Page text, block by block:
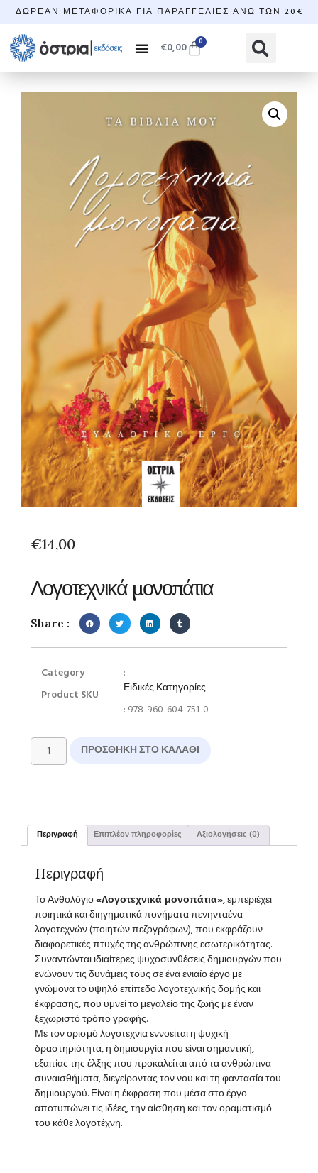
ΔΩΡΕΆΝ ΜΕΤΑΦΟΡΙΚΆ ΓΙΑ ΠΑΡΑΓΓΕΛΊΕΣ ΆΝΩ ΤΩΝ 20€
€0,00 0
€14,00
Λογοτεχνικά μονοπάτια
Share :
Category
Product SKU
:
Ειδικές Κατηγορίες
: 978-960-604-751-0
ΠΡΟΣΘΉΚΗ ΣΤΟ ΚΑΛΆΘΙ
Περιγραφή Επιπλέον πληροφορίες Αξιολογήσεις (0)
Περιγραφή
Το Ανθολόγιο«Λογοτεχνικά μονοπάτια», εμπεριέχει
ποιητικά και διηγηματικά πονήματα πενηνταένα
λογοτεχνών (ποιητών πεζογράφων), που εκφράζουν
διαφορετικές πτυχές της ανθρώπινης εσωτερικότητας.
Συναντώνται ιδιαίτερες ψυχοσυνθέσεις δημιουργών που
ενώνουν τις δυνάμεις τους σε ένα ενιαίο έργο με
γνώμονα το υψηλό επίπεδο λογοτεχνικής δομής και
έκφρασης, που υμνεί το μεγαλείο της ζωής με έναν
ξεχωριστό τρόπο γραφής.
Με τον ορισμό λογοτεχνία εννοείται η ψυχική
δραστηριότητα, η δημιουργία που είναι σημαντική,
εξαιτίας της έλξης που προκαλείται από τα ανθρώπινα
συναισθήματα, διεγείροντας τον νου και τη φαντασία του
δημιουργού. Είναι η έκφραση που μέσα στο έργο
αποτυπώνει τις ιδέες, την αίσθηση και τον οραματισμό
του κάθε λογοτέχνη.